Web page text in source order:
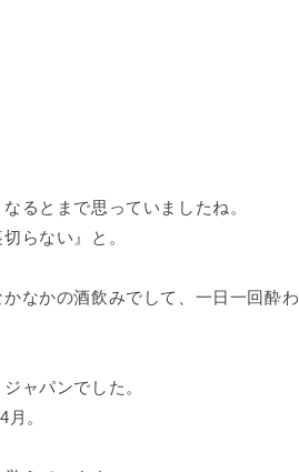
るとまで思っていましたね。
らない』と。
なかの酒飲みでして、一日一回酔わ
ャパンでした。
。